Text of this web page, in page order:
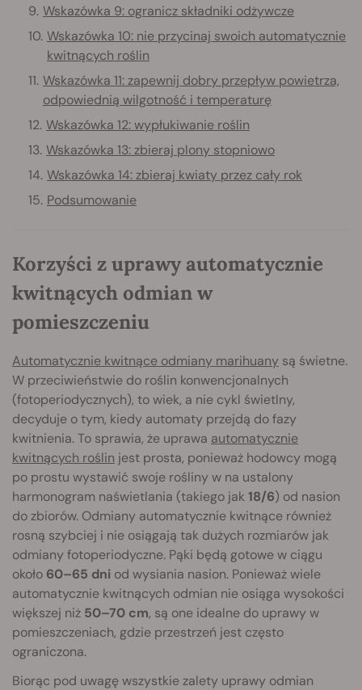
Wskazówka 9: ogranicz składniki odżywcze
Wskazówka 10: nie przycinaj swoich automatycznie
kwitnących roślin
Wskazówka 11: zapewnij dobry przepływ powietrza,
odpowiednią wilgotność i temperaturę
Wskazówka 12: wypłukiwanie roślin
Wskazówka 13: zbieraj plony stopniowo
Wskazówka 14: zbieraj kwiaty przez cały rok
Podsumowanie
Korzyści z uprawy automatycznie
kwitnących odmian w
pomieszczeniu
Automatycznie kwitnące odmiany marihuany są świetne.
W przeciwieństwie do roślin konwencjonalnych
(fotoperiodycznych), to wiek, a nie cykl świetlny,
decyduje o tym, kiedy automaty przejdą do fazy
kwitnienia. To sprawia, że uprawa automatycznie
kwitnących roślin jest prosta, ponieważ hodowcy mogą
po prostu wystawić swoje rośliny w na ustalony
harmonogram naświetlania (takiego jak18/6) od nasion
do zbiorów. Odmiany automatycznie kwitnące również
rosną szybciej i nie osiągają tak dużych rozmiarów jak
odmiany fotoperiodyczne. Pąki będą gotowe w ciągu
około 60–65 dni od wysiania nasion. Ponieważ wiele
automatycznie kwitnących odmian nie osiąga wysokości
większej niż 50–70 cm, są one idealne do uprawy w
pomieszczeniach, gdzie przestrzeń jest często
ograniczona.
Biorąc pod uwagę wszystkie zalety uprawy odmian